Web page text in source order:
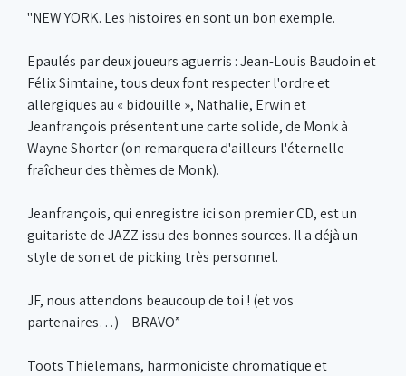
10. Evidence (Thelonious Monk)
"NEW YORK. Les histoires en sont un bon exemple.
Epaulés par deux joueurs aguerris : Jean-Louis Baudoin et
Félix Simtaine, tous deux font respecter l'ordre et
allergiques au « bidouille », Nathalie, Erwin et
Jeanfrançois présentent une carte solide, de Monk à
Wayne Shorter (on remarquera d'ailleurs l'éternelle
fraîcheur des thèmes de Monk).
Jeanfrançois, qui enregistre ici son premier CD, est un
guitariste de JAZZ issu des bonnes sources. Il a déjà un
style de son et de picking très personnel.
JF, nous attendons beaucoup de toi ! (et vos
partenaires…) – BRAVO”
Toots Thielemans, harmoniciste chromatique et